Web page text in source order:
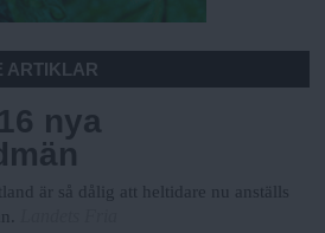
ARTIKLAR
nya
är så dålig att heltidare nu anställs